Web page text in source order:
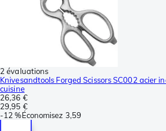
2 évaluations
Knivesandtools Forged Scissors SC002 acier
cuisine
26,36 €
29,95 €
-12 %Économisez 3,59